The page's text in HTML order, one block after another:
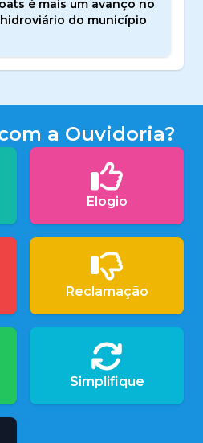
é mais um avanço no
do município
a Ouvidoria?
Elogio
Reclamação
Simplifique